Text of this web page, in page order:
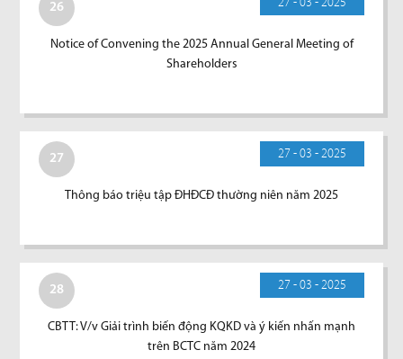
26
Notice of Convening the 2025 Annual General Meeting of
Shareholders
27 27 - 03 - 2025
Thông báo triệu tập ĐHĐCĐ thường niên năm 2025
28 27 - 03 - 2025
CBTT: V/v Giải trình biến động KQKD và ý kiến nhấn mạnh
trên BCTC năm 2024